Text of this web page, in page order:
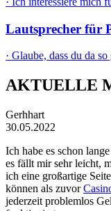
Lautsprecher für
· Glaube, dass du da
AKTUELLE
Gerhhart
30.05.2022
Ich habe es schon
es fällt mir sehr leicht,
ich eine großartige
können als zuvor
jederzeit problemlos